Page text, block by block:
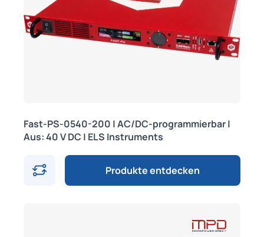
Fast-PS-0540-200 | AC/DC-programmierbar |
Aus: 40 V DC | ELS Instruments
Produkte entdecken